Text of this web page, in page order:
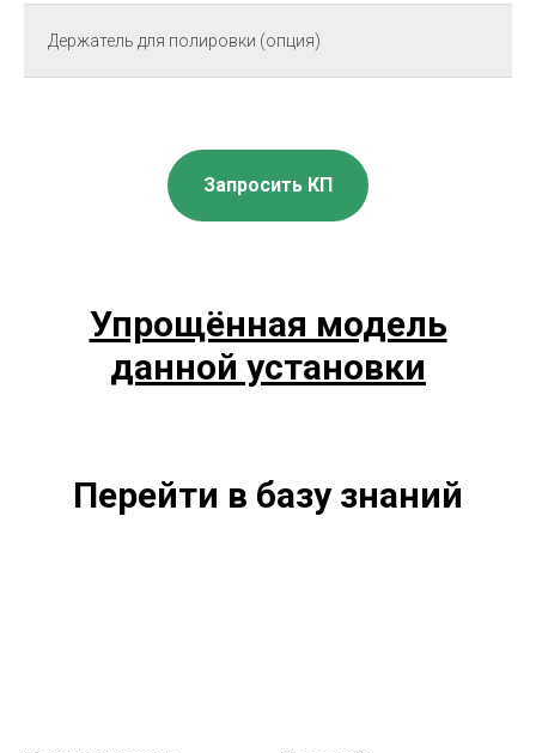
Держатель для полировки (опция)
Запросить КП
Упрощённая модель
данной установки
Перейти в базу знаний